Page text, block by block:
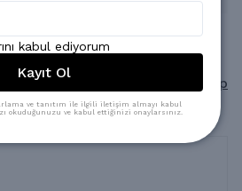
Yorum Yap
göre
kabul ediyorum
Kayıt Ol
ve tanıtım ile ilgili iletişim almayı kabul
okuduğunuzu ve kabul ettiğinizi onaylarsınız.